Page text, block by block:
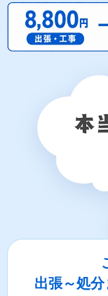
出張～処